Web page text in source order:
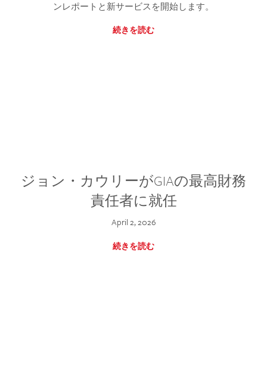
ンレポートと新サービスを開始します。
続きを読む
ジョン・カウリーがGIAの最高財務
責任者に就任
April 2, 2026
続きを読む